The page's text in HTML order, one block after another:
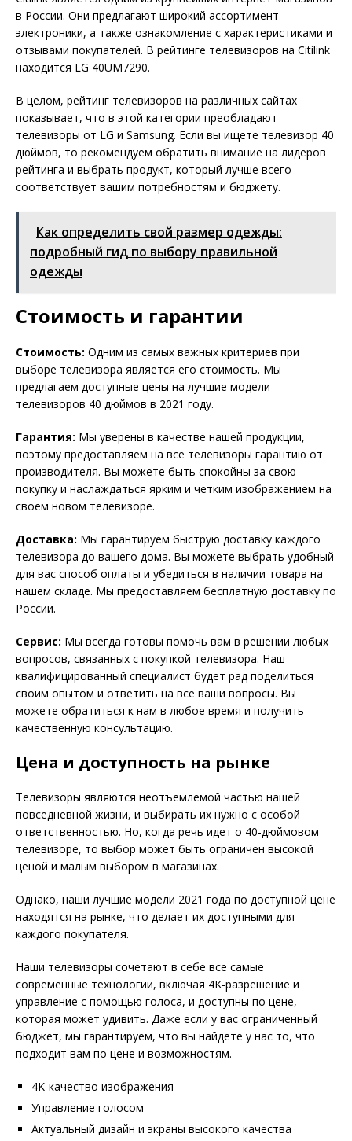
в России. Они предлагают широкий ассортимент
электроники, а также ознакомление с характеристиками и
отзывами покупателей. В рейтинге телевизоров на Citilink
находится LG 40UM7290.
В целом, рейтинг телевизоров на различных сайтах
показывает, что в этой категории преобладают
телевизоры от LG и Samsung. Если вы ищете телевизор 40
дюймов, то рекомендуем обратить внимание на лидеров
рейтинга и выбрать продукт, который лучше всего
соответствует вашим потребностям и бюджету.
Как определить свой размер одежды:
подробный гид по выбору правильной
одежды
Стоимость и гарантии
Стоимость: Одним из самых важных критериев при
выборе телевизора является его стоимость. Мы
предлагаем доступные цены на лучшие модели
телевизоров 40 дюймов в 2021 году.
Гарантия: Мы уверены в качестве нашей продукции,
поэтому предоставляем на все телевизоры гарантию от
производителя. Вы можете быть спокойны за свою
покупку и наслаждаться ярким и четким изображением на
своем новом телевизоре.
Доставка: Мы гарантируем быструю доставку каждого
телевизора до вашего дома. Вы можете выбрать удобный
для вас способ оплаты и убедиться в наличии товара на
нашем складе. Мы предоставляем бесплатную доставку по
России.
Сервис: Мы всегда готовы помочь вам в решении любых
вопросов, связанных с покупкой телевизора. Наш
квалифицированный специалист будет рад поделиться
своим опытом и ответить на все ваши вопросы. Вы
можете обратиться к нам в любое время и получить
качественную консультацию.
Цена и доступность на рынке
Телевизоры являются неотъемлемой частью нашей
повседневной жизни, и выбирать их нужно с особой
ответственностью. Но, когда речь идет о 40-дюймовом
телевизоре, то выбор может быть ограничен высокой
ценой и малым выбором в магазинах.
Однако, наши лучшие модели 2021 года по доступной цене
находятся на рынке, что делает их доступными для
каждого покупателя.
Наши телевизоры сочетают в себе все самые
современные технологии, включая 4K-разрешение и
управление с помощью голоса, и доступны по цене,
которая может удивить. Даже если у вас ограниченный
бюджет, мы гарантируем, что вы найдете у нас то, что
подходит вам по цене и возможностям.
4K-качество изображения
Управление голосом
Актуальный дизайн и экраны высокого качества